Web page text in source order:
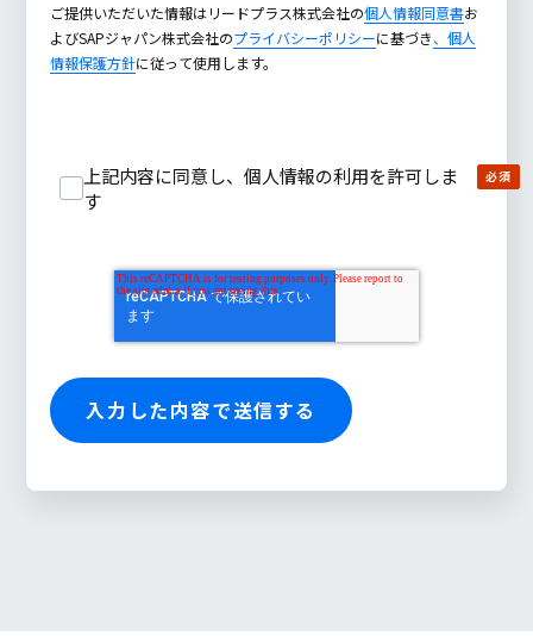
ご提供いただいた情報はリードプラス株式会社の個人情報同意書お
よびSAPジャパン株式会社のプライバシーポリシーに基づき、個人
情報保護方針に従って使用します。
上記内容に同意し、個人情報の利用を許可しま
す